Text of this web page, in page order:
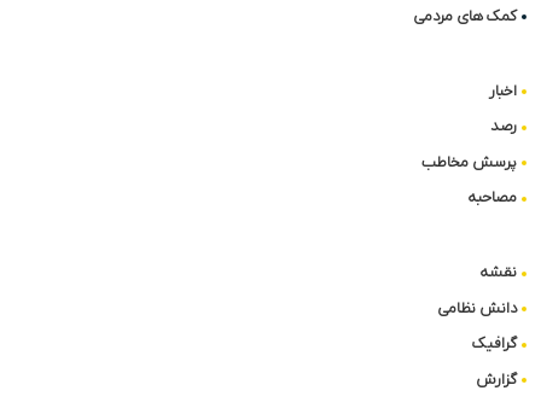
کمک های مردمی
اخبار
رصد
پرسش مخاطب
مصاحبه
نقشه
دانش نظامی
گرافیک
گزارش